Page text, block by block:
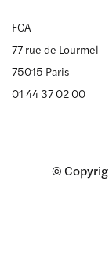
FCA
77 rue de Lourmel
75015 Paris
01 44 37 02 00
©